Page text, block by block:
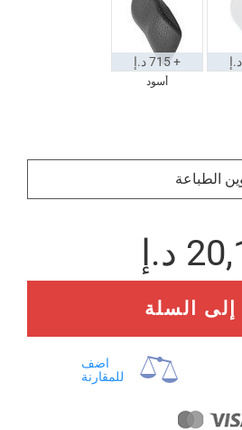
أسود
+ 715 د.إ
من الصواني
الأرضية
+ 4,914 د.إ
الطباعة
د.إ
السلة
اضف
للمقارنة